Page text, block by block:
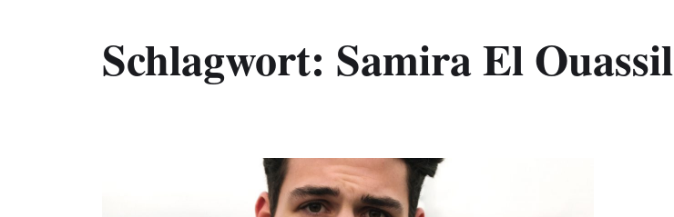
Schlagwort: Samira El Ouassil